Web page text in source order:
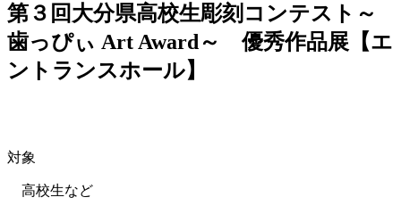
第３回大分県高校生彫刻コンテスト～
歯っぴぃ Art Award～ 優秀作品展【エ
ントランスホール】
対象
高校生など